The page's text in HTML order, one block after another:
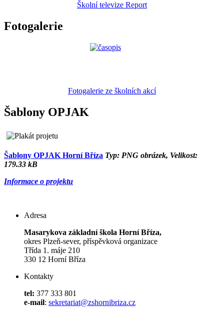
Školní televize Report
Fotogalerie
Fotogalerie ze školních akcí
Šablony OPJAK
Šablony OPJAK Horní Bříza Typ: PNG obrázek, Velikost:
179.33 kB
Informace o projektu
Adresa
Masarykova základní škola Horní Bříza,
okres Plzeň-sever, příspěvková organizace
Třída 1. máje 210
330 12 Horní Bříza
Kontakty
tel: 377 333 801
e-mail: sekretariat@zshornibriza.cz